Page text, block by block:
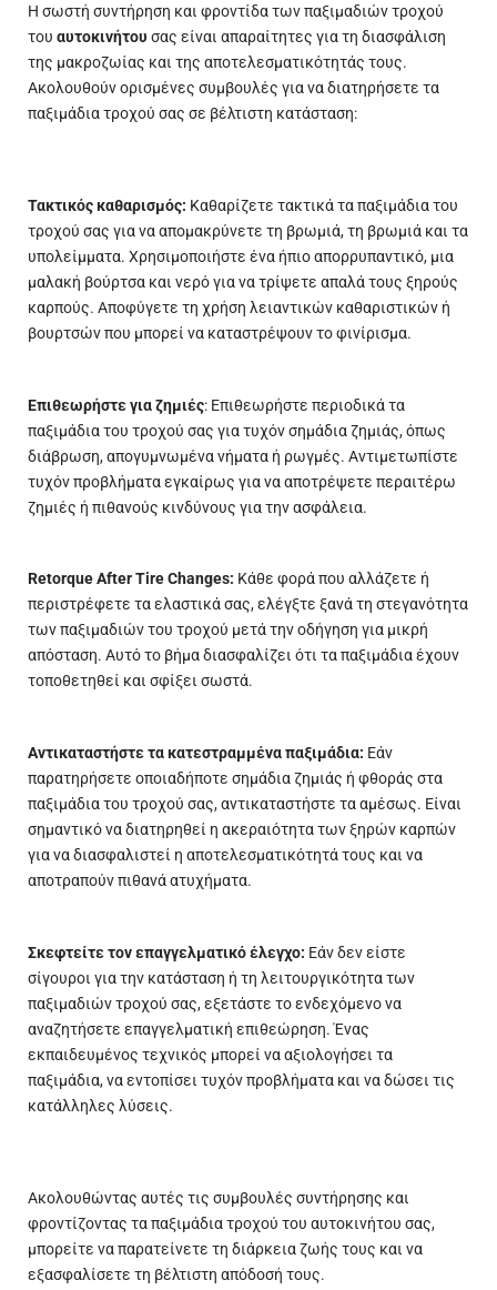
Η σωστή συντήρηση και φροντίδα των παξιμαδιών τροχού
του αυτοκινήτου σας είναι απαραίτητες για τη διασφάλιση
της μακροζωίας και της αποτελεσματικότητάς τους.
Ακολουθούν ορισμένες συμβουλές για να διατηρήσετε τα
παξιμάδια τροχού σας σε βέλτιστη κατάσταση:
Τακτικός καθαρισμός: Καθαρίζετε τακτικά τα παξιμάδια του
τροχού σας για να απομακρύνετε τη βρωμιά, τη βρωμιά και τα
υπολείμματα. Χρησιμοποιήστε ένα ήπιο απορρυπαντικό, μια
μαλακή βούρτσα και νερό για να τρίψετε απαλά τους ξηρούς
καρπούς. Αποφύγετε τη χρήση λειαντικών καθαριστικών ή
βουρτσών που μπορεί να καταστρέψουν το φινίρισμα.
Επιθεωρήστε για ζημιές: Επιθεωρήστε περιοδικά τα
παξιμάδια του τροχού σας για τυχόν σημάδια ζημιάς, όπως
διάβρωση, απογυμνωμένα νήματα ή ρωγμές. Αντιμετωπίστε
τυχόν προβλήματα εγκαίρως για να αποτρέψετε περαιτέρω
ζημιές ή πιθανούς κινδύνους για την ασφάλεια.
Retorque After Tire Changes: Κάθε φορά που αλλάζετε ή
περιστρέφετε τα ελαστικά σας, ελέγξτε ξανά τη στεγανότητα
των παξιμαδιών του τροχού μετά την οδήγηση για μικρή
απόσταση. Αυτό το βήμα διασφαλίζει ότι τα παξιμάδια έχουν
τοποθετηθεί και σφίξει σωστά.
Αντικαταστήστε τα κατεστραμμένα παξιμάδια: Εάν
παρατηρήσετε οποιαδήποτε σημάδια ζημιάς ή φθοράς στα
παξιμάδια του τροχού σας, αντικαταστήστε τα αμέσως. Είναι
σημαντικό να διατηρηθεί η ακεραιότητα των ξηρών καρπών
για να διασφαλιστεί η αποτελεσματικότητά τους και να
αποτραπούν πιθανά ατυχήματα.
Σκεφτείτε τον επαγγελματικό έλεγχο: Εάν δεν είστε
σίγουροι για την κατάσταση ή τη λειτουργικότητα των
παξιμαδιών τροχού σας, εξετάστε το ενδεχόμενο να
αναζητήσετε επαγγελματική επιθεώρηση. Ένας
εκπαιδευμένος τεχνικός μπορεί να αξιολογήσει τα
παξιμάδια, να εντοπίσει τυχόν προβλήματα και να δώσει τις
κατάλληλες λύσεις.
Ακολουθώντας αυτές τις συμβουλές συντήρησης και
φροντίζοντας τα παξιμάδια τροχού του αυτοκινήτου σας,
μπορείτε να παρατείνετε τη διάρκεια ζωής τους και να
εξασφαλίσετε τη βέλτιστη απόδοσή τους.